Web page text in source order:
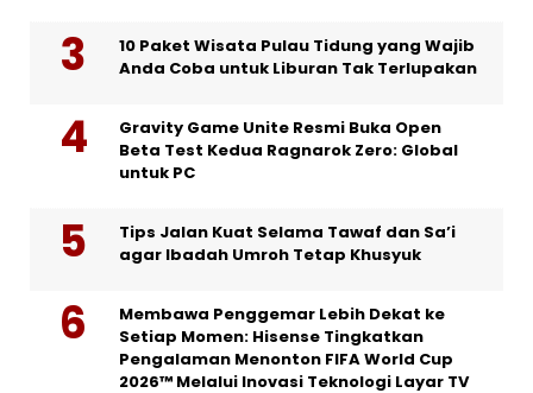
10 Paket Wisata Pulau Tidung yang Wajib
Anda Coba untuk Liburan Tak Terlupakan
Gravity Game Unite Resmi Buka Open
Beta Test Kedua Ragnarok Zero: Global
untuk PC
Tips Jalan Kuat Selama Tawaf dan Sa’i
agar Ibadah Umroh Tetap Khusyuk
Membawa Penggemar Lebih Dekat ke
Setiap Momen: Hisense Tingkatkan
Pengalaman Menonton FIFA World Cup
2026™ Melalui Inovasi Teknologi Layar TV